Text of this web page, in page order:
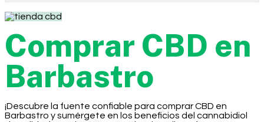
Comprar CBD en
Barbastro
¡Descubre la fuente confiable para comprar CBD en
Barbastro y sumérgete en los beneficios del cannabidiol